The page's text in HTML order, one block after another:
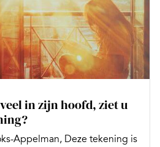
in zijn hoofd, ziet u
Appelman, Deze tekening is